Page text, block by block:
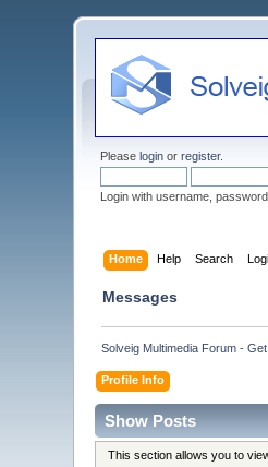
Pleaselogin orregister.
Login with username,
Home Help Search
Messages
Solveig Multimedia Forum -
Profile Info
Show Posts
This section allows you to